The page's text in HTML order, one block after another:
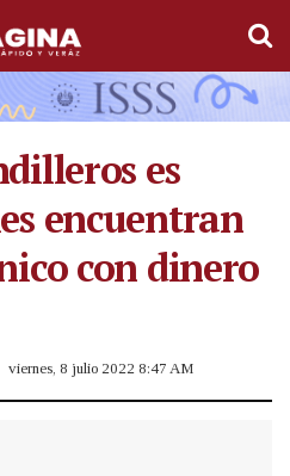
es
encuentran
con dinero
viernes, 8 julio 2022 8:47 AM